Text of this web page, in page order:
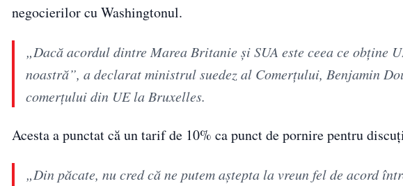
negocierilor cu Washingtonul.
„Dacă acordul dintre Marea Britanie și SUA este ceea ce obține
noastră”, a declarat ministrul suedez al Comerțului, Benjamin
comerțului din UE la Bruxelles.
Acesta a punctat că un tarif de 10% ca punct de pornire pentru
„Din păcate, nu cred că ne putem aștepta la vreun fel de acord